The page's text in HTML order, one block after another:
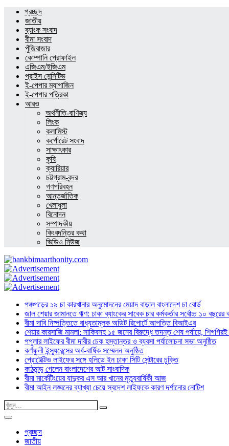
প্রচ্ছদ
জাতীয়
ব্যাংক সংবাদ
বীমা সংবাদ
পুঁজিবাজার
কোম্পানি প্রোফাইল
এজিএম/ইজিএম
প্রাইস সেন্সিটিভ
ই-পেপার ম্যাগাজিন
ই-পেপার পত্রিকা
আরও
অর্থনীতি-বাণিজ্য
লিংক
কলামিস্ট
কর্পোরেট সংবাদ
সাক্ষাৎকার
কৃষি
ক্যারিয়ার
চট্টগ্রাম-বন্দর
গণপরিবহন
আন্তর্জাতিক
খেলাধুলা
বিনোদন
সম্পাদকীয়
কিংবদন্তির কথা
ভিডিও নিউজ
পঞ্চগড়ের ১৯ চা কারখানার অনুমোদনের মেয়াদ বাড়াল বাংলাদেশ চা বোর্ড
জাল শেয়ার জামানতে ঋণ: ঢাকা ব্যাংকের সাবেক চার কর্মকর্তার সর্বোচ্চ ১০ বছরের
বীমা দাবি নিষ্পত্তিতে বাধ্যতামূলক অডিট রিপোর্টে আপত্তি বিআইএর
শেয়ার কারসাজি মামলা: সাকিবসহ ১৫ জনের বিরুদ্ধে তদন্ত শেষ পর্যায়ে, শিগগিরই
পপুলার লাইফের বীমা দাবীর চেক হস্তান্তর ও ব্যবসা পর্যালোচনা সভা অনুষ্ঠিত
কর্ণফুলী ইন্স্যুরেন্সের অর্ধ-বার্ষিক সম্মেলন অনুষ্ঠিত
প্রোটেক্টিভ লাইফের সঙ্গে হলিডে ইন ঢাকা সিটি সেন্টারের চুক্তি
কাঠমান্ডু গেলেন বাংলাদেশের আট সাংবাদিক
বীমা মার্কেটিংয়ের যাদুকর এস আর খানের মৃত্যুবার্ষিকী আজ
বীমা আইন লঙ্ঘনের ব্যাখ্যা চেয়ে স্বদেশ লাইফকে কারণ দর্শানোর নোটিশ
প্রচ্ছদ
জাতীয়